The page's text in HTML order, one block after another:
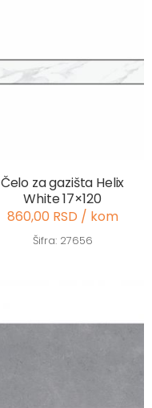
Čelo za gazišta Helix
White 17×120
860,00 RSD / kom
Šifra: 27656